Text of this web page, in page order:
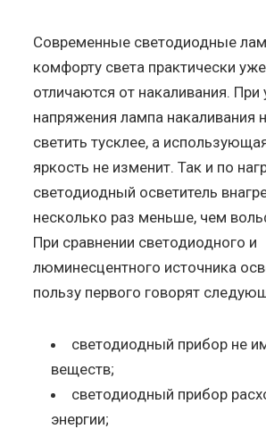
Современные светодиодные
комфорту света практически
отличаются от накаливания.
напряжения лампа накаливания
светить тусклее, а
яркость не изменит. Так и по
светодиодный осветитель
несколько раз меньше, чем
При сравнении светодиодного и
люминесцентного источника
пользу первого говорят
светодиодный прибор не
веществ;
светодиодный прибор
энергии;